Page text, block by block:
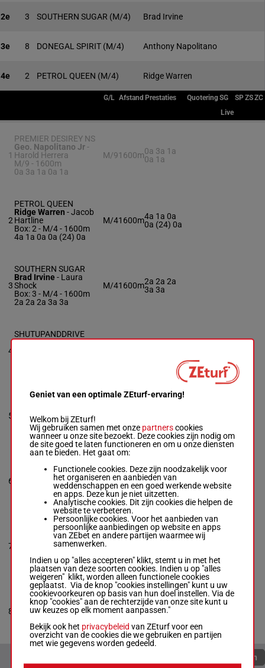
2e 3 SOUTHERN SUGAR (M/4) Brad Irvine
3e 8 DONEGAL SPIRIT (M/4) Anthony Napolitano
4e 2 PETROL QUEEN (M/4) Ridge Warren
G/L Afstand Prestaties QuoteringSG SPZSZC
Live
1
PREMIER DESIREY NS
Geo. Napolitano Jr-
Harold Herrera
M/9 - 1600m
0a 3a 1a 0a 1a
M/91600m0a 3a 1a
0a 1a
2
PETROL QUEEN
Ridge Warren -Jacob
Hartline
Box: 2 - M/4 - 1600m
4a 1a 0a 0a (24) 0a
M/41600m4a 1a 0a
0a (24) 0a
3
SOUTHERN SUGAR
Brad Irvine- Laura
Shock
Box: 3 - M/4 - 1600m
2a 2a 2a 3a 3a
M/41600m2a 2a 2a
3a 3a
4
SHUTUPANDDRIVE
Jim Pantaleano-
5
LOUISVILLE GB
Cleary
Box: 5 -M/6 - 1600m
2a 1a 1a 1a 1a
6
FASHION TERROR
Braxten Boyd-Mark
M/4 - 1600m
1a 3a 5a 1a 1a
M/41600m1a 3a 5a
1a 1a
7
LOUSLOULEMON
Matt Kakaley-Dean
4a 0a 4a 1a 1a
M/4
4a 0a 4a
8
DONEGAL SPIRIT
Anthony Napolitano-
Andrew Harris
3a 3a 0a 1a 1a
M/41600m3a 3a 0a
1a 1a
Quoteringen verversen
Geniet van een optimale ZEturf-ervaring!
Welkom bij ZEturf!
Wij gebruiken samen met onze partnerscookies
wanneer u onze site bezoekt. Deze cookies zijn nodig om
de site goed te laten functioneren en om u onze diensten
aan te bieden. Het gaat om:
Functionele cookies. Deze zijn noodzakelijk voor
het organiseren en aanbieden van
weddenschappen en een goed werkende website
en apps. Deze kun je niet uitzetten.
Analytische cookies. Dit zijn cookies die helpen de
website te verbeteren.
Persoonlijke cookies. Voor het aanbieden van
persoonlijke aanbiedingen op website en apps
van ZEbet en andere partijen waarmee wij
samenwerken.
Indien u op "alles accepteren" klikt, stemt u in met het
plaatsen van deze soorten cookies. Indien u op "alles
weigeren" klikt, worden alleen functionele cookies
geplaatst. Via de knop "cookies instellingen" kunt u uw
cookievoorkeuren op basis van hun doel instellen. Via de
knop "cookies" aan de rechterzijde van onze site kunt u
uw keuzes op elk moment aanpassen."
Bekijk ook het privacybeleid van ZEturf voor een
overzicht van de cookies die we gebruiken en partijen
met wie gegevens worden gedeeld.